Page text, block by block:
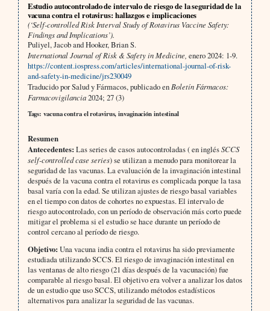
Estudio autocontrolado de intervalo de riesgo de la seguridad de la
vacuna contra el rotavirus: hallazgos e implicaciones
(‘Self-controlled Risk Interval Study of Rotavirus Vaccine Safety:
Findings and Implications’).
Puliyel, Jacob and Hooker, Brian S.
International Journal of Risk & Safety in Medicine, enero 2024: 1-9.
https://content.iospress.com/articles/international-journal-of-risk-
and-safety-in-medicine/jrs230049
Traducido por Salud y Fármacos, publicado en Boletín Fármacos:
Farmacovigilancia2024; 27 (3)
Tags: vacuna contra el rotavirus, invaginación intestinal
Resumen
Antecedentes: Las series de casos autocontroladas ( en inglésSCCS
self-controlled case series) se utilizan a menudo para monitorear la
seguridad de las vacunas. La evaluación de la invaginación intestinal
después de la vacuna contra el rotavirus es complicada porque la tasa
basal varía con la edad. Se utilizan ajustes de riesgo basal variables
en el tiempo con datos de cohortes no expuestas. El intervalo de
riesgo autocontrolado, con un período de observación más corto puede
mitigar el problema si el estudio se hace durante un período de
control cercano al período de riesgo.
Objetivo: Una vacuna india contra el rotavirus ha sido previamente
estudiada utilizando SCCS. El riesgo de invaginación intestinal en
las ventanas de alto riesgo (21 días después de la vacunación) fue
comparable al riesgo basal. El objetivo era volver a analizar los datos
de un estudio que uso SCCS, utilizando métodos estadísticos
alternativos para analizar la seguridad de las vacunas.